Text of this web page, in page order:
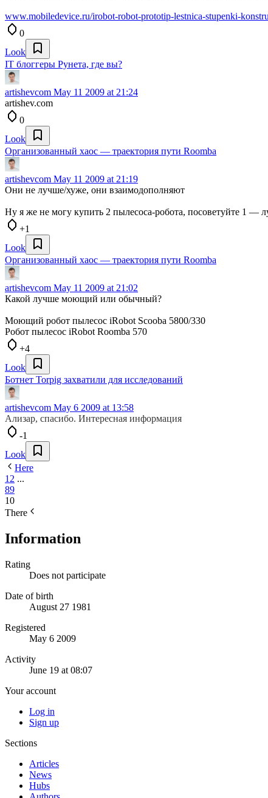
www.mobiledevice.ru/irobot-robot-prototip-lestnica-stupenki-
0
Look
IT блоггеры Рунета, где вы?
artishevcom May 11 2009 at 21:24
artishev.com
0
Look
Организованный хаос — траектория пути Roomba
artishevcom May 11 2009 at 21:19
Они не лучше/хуже, они взаимодополняют
Ну я же не могу купить 2 пылесоса-робота, посоветуйте 1 —
+1
Look
Организованный хаос — траектория пути Roomba
artishevcom May 11 2009 at 21:02
Какой лучше моющий или обычный?
Моющий робот пылесос iRobot Scooba 5800/330
Робот пылесос iRobot Roomba 570
+4
Look
Ботнет Torpig захватили для исследований
artishevcom May 6 2009 at 13:58
Ализар, спасибо. Интересная информация
-1
Look
Here
1 2 ...
89
10
There
Information
Rating
Does not participate
Date of birth
August 27 1981
Registered
May 6 2009
Activity
June 19 at 08:07
Your account
Log in
Sign up
Sections
Articles
News
Hubs